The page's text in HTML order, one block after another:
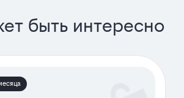
быть интересно